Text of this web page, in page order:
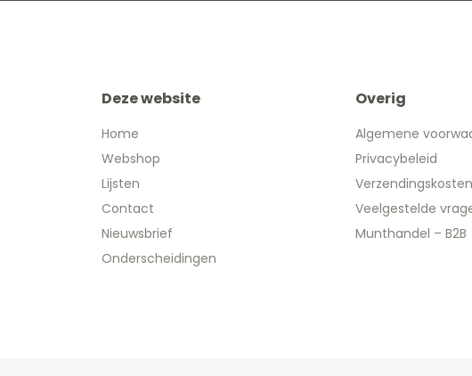
Deze website
Home
Webshop
Lijsten
Contact
Nieuwsbrief
Onderscheidingen
Overig
Algemene
Privacybeleid
Verzendingskosten
Veelgestelde
Munthandel – B2B